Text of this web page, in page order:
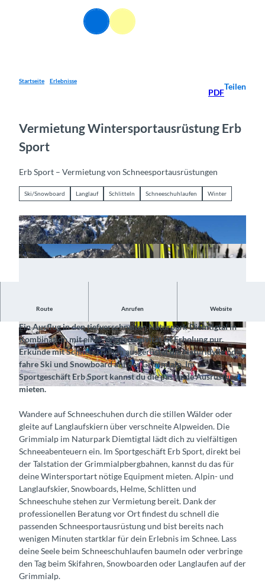
Suche Menü
Startseite Erlebnisse
PDF
Teilen
Vermietung Wintersportausrüstung Erb
Sport
Erb Sport – Vermietung von Schneesportausrüstungen
Ski/Snowboard Langlauf Schlitteln Schneeschuhlaufen Winter
©CC-BY-SA
©CC-BY-SA ©CC-BY-SA
Route Anrufen Website
Miete die Ausrüstung für den Wintersport deiner Wahl
Ein Ausflug in den tiefverschneiten Naturpark Diemtigtal in
Kombination mit einer Winteraktivität ist Erholung pur.
Erkunde mit Schneeschuhen ausgerüstet die Naturidylle oder
fahre Ski und Snowboard auf der Grimmialp. Im
Sportgeschäft Erb Sport kannst du die passende Ausrüstung
mieten.
Wandere auf Schneeschuhen durch die stillen Wälder oder
gleite auf Langlaufskiern über verschneite Alpweiden. Die
Grimmialp im Naturpark Diemtigtal lädt dich zu vielfältigen
Schneeabenteuern ein. Im Sportgeschäft Erb Sport, direkt bei
der Talstation der Grimmialpbergbahnen, kannst du das für
deine Wintersportart nötige Equipment mieten. Alpin- und
Langlaufskier, Snowboards, Helme, Schlitten und
Schneeschuhe stehen zur Vermietung bereit. Dank der
professionellen Beratung vor Ort findest du schnell die
passenden Schneesportausrüstung und bist bereits nach
wenigen Minuten startklar für dein Erlebnis im Schnee. Lass
deine Seele beim Schneeschuhlaufen baumeln oder verbringe
den Tag beim Skifahren, Snowboarden oder Langlaufen auf der
Grimmialp.